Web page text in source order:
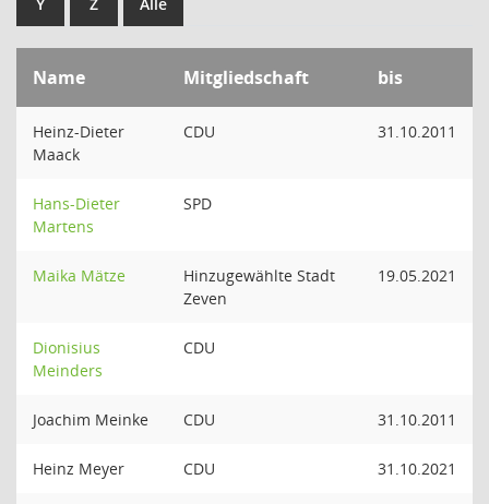
Name Mitgliedschaft bis
Heinz-Dieter
Maack
CDU 31.10.2011
Hans-Dieter
Martens
SPD
Maika Mätze
Hinzugewählte Stadt
Zeven
19.05.2021
Dionisius
Meinders
CDU
Joachim Meinke CDU 31.10.2011
Heinz Meyer CDU 31.10.2021